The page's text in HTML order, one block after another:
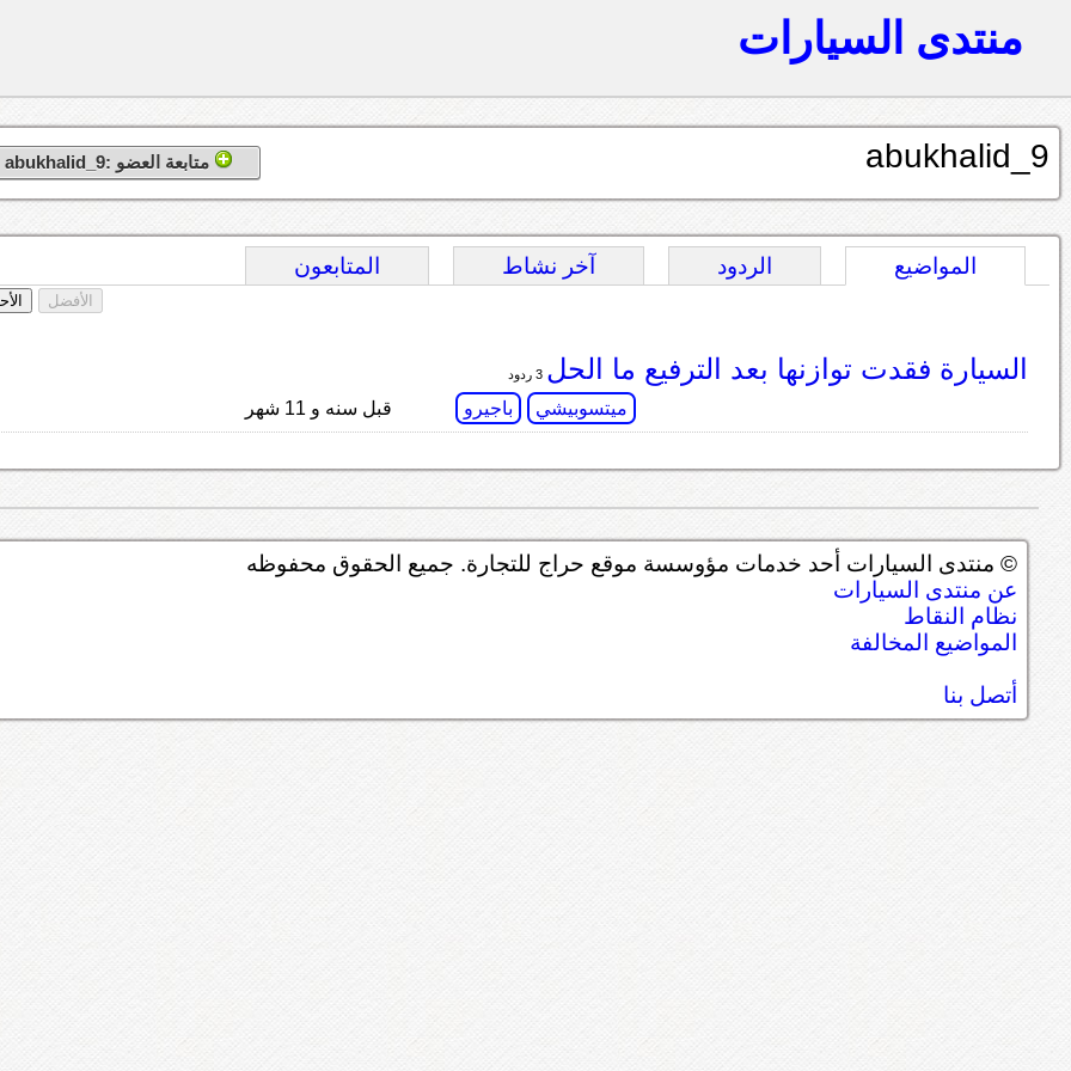
منتدى السيارات
abukhalid_9 متابعة العضو :abukhalid_9
المواضيع الردود آخر نشاط المتابعون
الأفضل
السيارة فقدت توازنها بعد الترفيع ما الحل 3 ردود
ميتسوبيشي باجيرو قبل سنه و 11 شهر
© منتدى السيارات أحد خدمات مؤوسسة موقع حراج للتجارة. جميع الحقوق محفوظه
عن منتدى السيارات
نظام النقاط
المواضيع المخالفة
أتصل بنا